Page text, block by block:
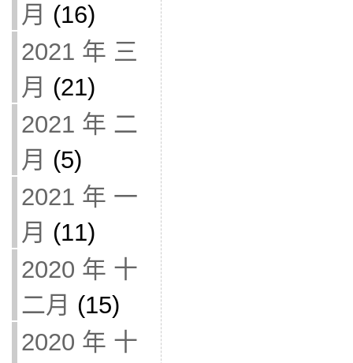
月 (16)
2021 年 三
月 (21)
2021 年 二
月 (5)
2021 年 一
月 (11)
2020 年 十
二月 (15)
2020 年 十